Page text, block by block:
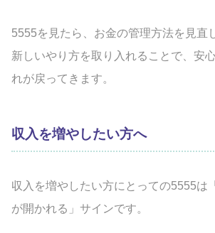
5555を見たら、お金の管理方法を見直
新しいやり方を取り入れることで、安
れが戻ってきます。
収入を増やしたい方へ
収入を増やしたい方にとっての5555は
が開かれる」サインです。